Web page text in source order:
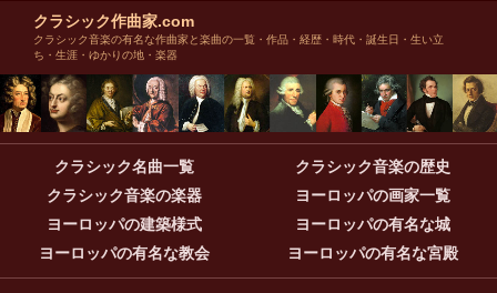
クラシック作曲家.com
クラシック音楽の有名な作曲家と楽曲の一覧・作品・経歴・時代・誕生日・生い立
ち・生涯・ゆかりの地・楽器
クラシック名曲一覧
クラシック音楽の歴史
クラシック音楽の楽器
ヨーロッパの画家一覧
ヨーロッパの建築様式
ヨーロッパの有名な城
ヨーロッパの有名な教会
ヨーロッパの有名な宮殿